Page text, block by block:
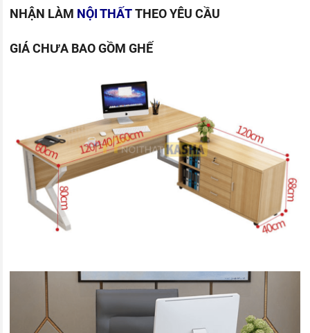
NHẬN LÀM NỘI THẤTTHEO YÊU CẦU
GIÁ CHƯA BAO GỒM GHẾ